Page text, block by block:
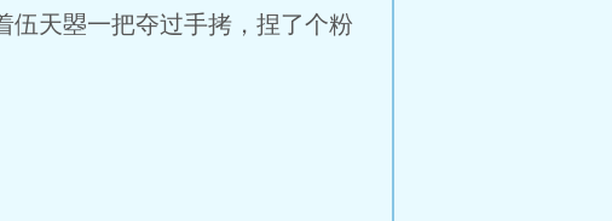
天曌一把夺过手拷，捏了个粉